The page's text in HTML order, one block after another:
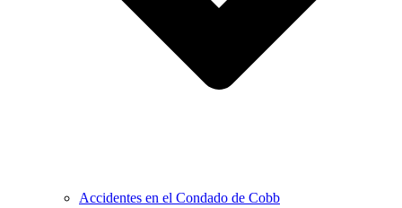
Accidentes en el Condado de Cobb